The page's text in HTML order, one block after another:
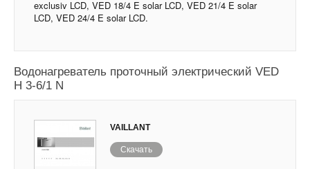
exclusiv LCD, VED 18/4 E solar LCD, VED 21/4 E solar
LCD, VED 24/4 E solar LCD.
Водонагреватель проточный электрический VED
H 3-6/1 N
VAILLANT
Скачать